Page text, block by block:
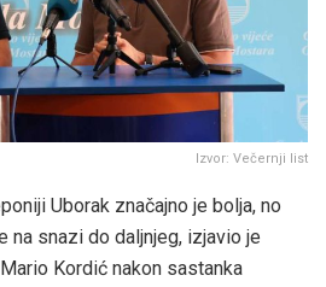
Izvor: Večernji list
Uborak značajno je bolja, no
na snazi do daljnjeg, izjavio je
Kordić nakon sastanka